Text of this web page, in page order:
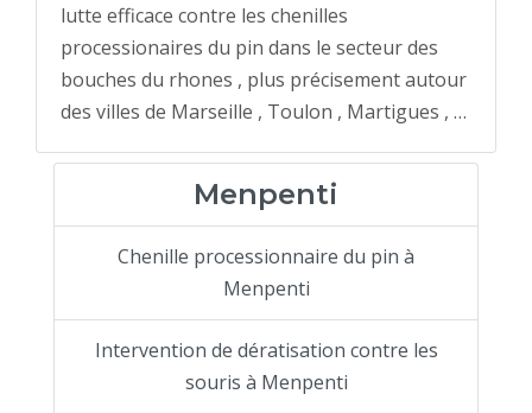
lutte efficace contre les chenilles
processionaires du pin dans le secteur des
bouches du rhones , plus précisement autour
des villes de Marseille , Toulon , Martigues , …
Menpenti
Chenille processionnaire du pin à
Menpenti
Intervention de dératisation contre les
souris à Menpenti